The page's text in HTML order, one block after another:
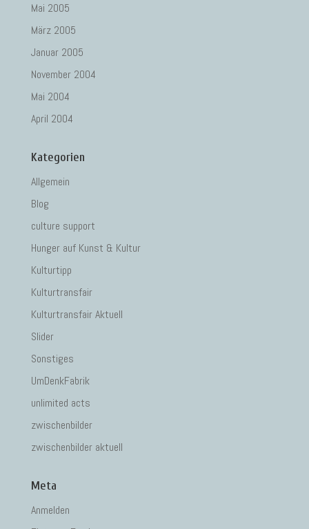
Mai 2005
März 2005
Januar 2005
November 2004
Mai 2004
April 2004
Kategorien
Allgemein
Blog
culture support
Hunger auf Kunst & Kultur
Kulturtipp
Kulturtransfair
Kulturtransfair Aktuell
Slider
Sonstiges
UmDenkFabrik
unlimited acts
zwischenbilder
zwischenbilder aktuell
Meta
Anmelden